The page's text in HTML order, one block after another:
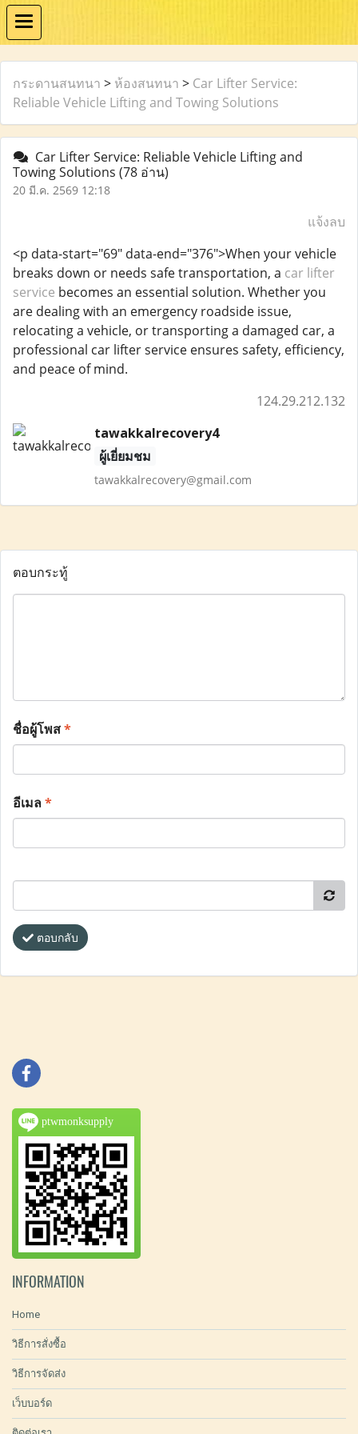
กระดานสนทนา > ห้องสนทนา > Car Lifter Service:
Reliable Vehicle Lifting and Towing Solutions
Car Lifter Service: Reliable Vehicle Lifting and
Towing Solutions (78 อ่าน)
20 มี.ค. 2569 12:18
แจ้งลบ
<p data-start="69" data-end="376">When your vehicle
breaks down or needs safe transportation, a car lifter
service becomes an essential solution. Whether you
are dealing with an emergency roadside issue,
relocating a vehicle, or transporting a damaged car, a
professional car lifter service ensures safety, efficiency,
and peace of mind.
124.29.212.132
tawakkalrecovery4
ผู้เยี่ยมชม
tawakkalrecovery@gmail.com
ตอบกระทู้
ชื่อผู้โพส*
อีเมล*
ตอบกลับ
ptwmonksupply
INFORMATION
Home
วิธีการสั่งซื้อ
วิธีการจัดส่ง
เว็บบอร์ด